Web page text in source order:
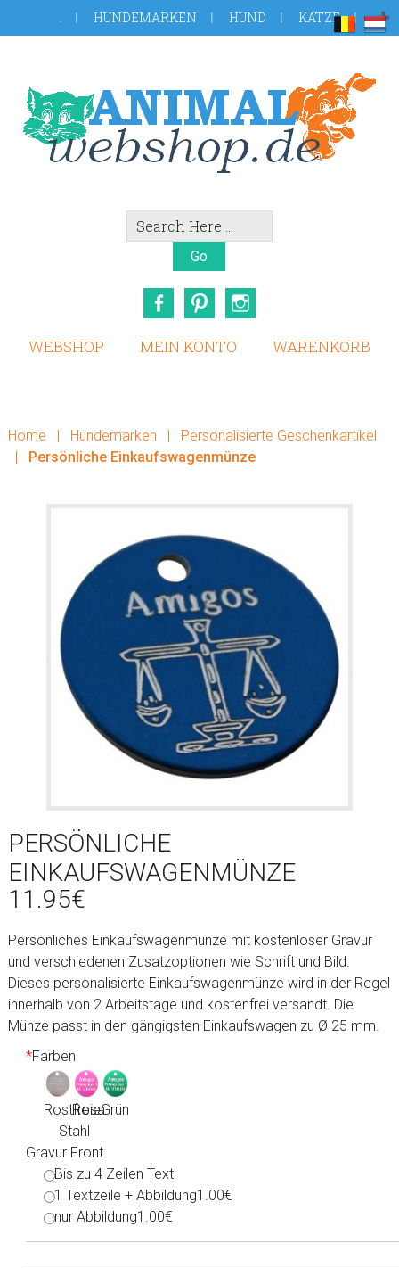
to
Fußzeile
. HUNDEMARKEN HUND KATZE
Search
Here
FacebookPinterest
WEBSHOP MEIN KONTO WARENKORB
Home | Hundemarken |
Personalisierte Geschenkartikel
|
Persönliche Einkaufswagenmünze
PERSÖNLICHE
EINKAUFSWAGENMÜNZE
11.95€
Persönliches Einkaufswagenmünze mit kostenloser Gravur
und verschiedenen Zusatzoptionen wie Schrift und Bild.
Dieses personalisierte Einkaufswagenmünze wird in der Regel
innerhalb von 2 Arbeitstage und kostenfrei versandt. Die
Münze passt in den gängigsten Einkaufswagen zu Ø 25 mm.
*Farben
Rostfreier
Stahl
RosaGrün
Gravur Front
Bis zu 4 Zeilen Text
1 Textzeile + Abbildung1.00€
nur Abbildung1.00€